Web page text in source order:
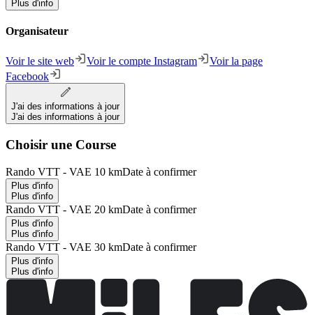
Plus d'info
Organisateur
Voir le site web Voir le compte Instagram
Voir la page
Facebook
J'ai des informations à jour
J'ai des informations à jour
Choisir une Course
Rando VTT - VAE 10 kmDate à confirmer
Plus d'info
Plus d'info
Rando VTT - VAE 20 kmDate à confirmer
Plus d'info
Plus d'info
Rando VTT - VAE 30 kmDate à confirmer
Plus d'info
Plus d'info